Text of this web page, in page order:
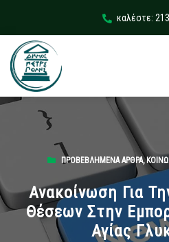
καλέστε:
ΠΡΟΒΕΒΛΗΜΈΝΑ ΆΡΘΡΑ,
Ανακοίνωση Για
Θέσεων Στην
Αγίας